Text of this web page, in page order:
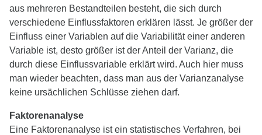
aus mehreren Bestandteilen besteht, die sich durch
verschiedene Einflussfaktoren erklären lässt. Je größer der
Einfluss einer Variablen auf die Variabilität einer anderen
Variable ist, desto größer ist der Anteil der Varianz, die
durch diese Einflussvariable erklärt wird. Auch hier muss
man wieder beachten, dass man aus der Varianzanalyse
keine ursächlichen Schlüsse ziehen darf.
Faktorenanalyse
Eine Faktorenanalyse ist ein statistisches Verfahren, bei